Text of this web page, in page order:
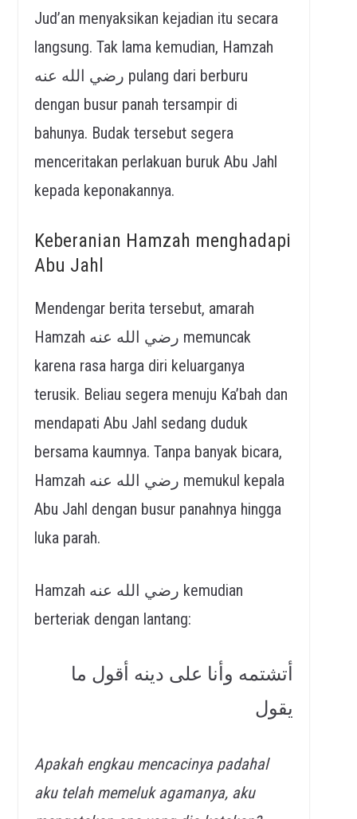
Jud’an menyaksikan kejadian itu secara
langsung. Tak lama kemudian, Hamzah
رضي الله عنه pulang dari berburu
dengan busur panah tersampir di
bahunya. Budak tersebut segera
menceritakan perlakuan buruk Abu Jahl
kepada keponakannya.
Keberanian Hamzah menghadapi
Abu Jahl
Mendengar berita tersebut, amarah
Hamzah رضي الله عنه memuncak
karena rasa harga diri keluarganya
terusik. Beliau segera menuju Ka’bah dan
mendapati Abu Jahl sedang duduk
bersama kaumnya. Tanpa banyak bicara,
Hamzah رضي الله عنه memukul kepala
Abu Jahl dengan busur panahnya hingga
luka parah.
Hamzah رضي الله عنه kemudian
berteriak dengan lantang:
أتشتمه وأنا على دينه أقول ما
يقول
Apakah engkau mencacinya padahal
aku telah memeluk agamanya, aku